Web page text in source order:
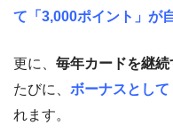
て「3,000ポイント」が
更に、 毎年カードを継
たびに、 ボーナスとし
れます。